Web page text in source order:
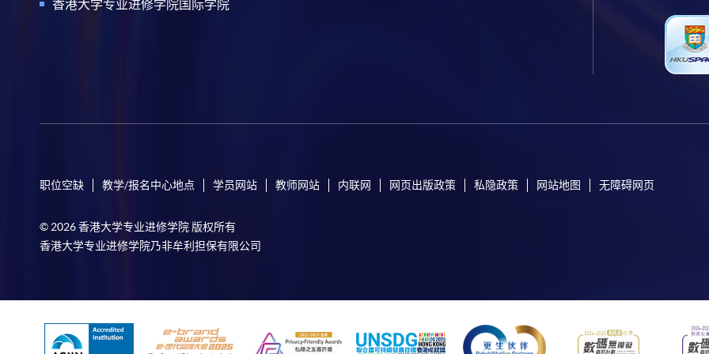
香港大学专业进修学院国际学院
职位空缺 教学/报名中心地点 学员网站 教师网站 内联网 网页出版政策 私隐政策 网站地图 无障碍网页
© 2026 香港大学专业进修学院 版权所有
香港大学专业进修学院乃非牟利担保有限公司